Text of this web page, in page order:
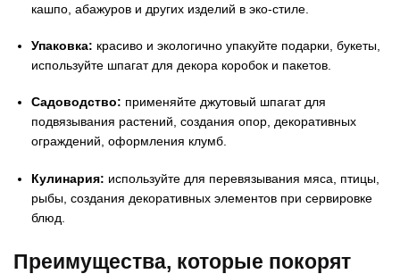
кашпо, абажуров и других изделий в эко-стиле.
Упаковка: красиво и экологично упакуйте подарки, букеты,
используйте шпагат для декора коробок и пакетов.
Садоводство: применяйте джутовый шпагат для
подвязывания растений, создания опор, декоративных
ограждений, оформления клумб.
Кулинария: используйте для перевязывания мяса, птицы,
рыбы, создания декоративных элементов при сервировке
блюд.
Преимущества, которые покорят